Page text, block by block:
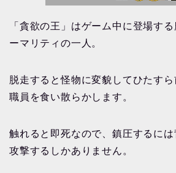
「貪欲の王」はゲーム中に登場す
ーマリティの一人。
脱走すると怪物に変貌してひたす
職員を食い散らかします。
触れると即死なので、鎮圧するに
攻撃するしかありません。